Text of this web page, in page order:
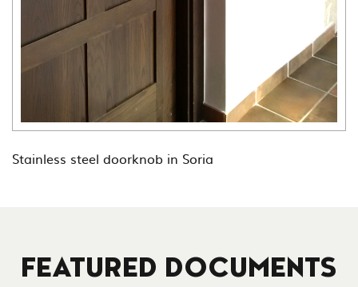
Stainless steel doorknob in Soria
FEATURED DOCUMENTS